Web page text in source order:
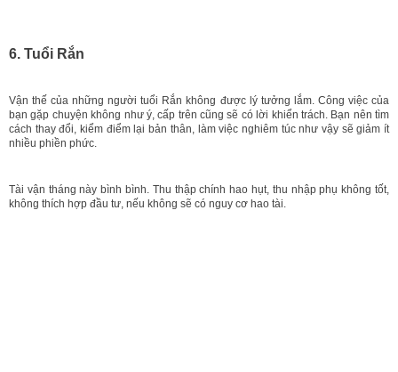
6. Tuổi Rắn
Vận thế của những người tuổi Rắn không được lý tưởng lắm. Công việc của
bạn gặp chuyện không như ý, cấp trên cũng sẽ có lời khiển trách. Bạn nên tìm
cách thay đổi, kiểm điểm lại bản thân, làm việc nghiêm túc như vậy sẽ giảm ít
nhiều phiền phức.
Tài vận tháng này bình bình. Thu thập chính hao hụt, thu nhập phụ không tốt,
không thích hợp đầu tư, nếu không sẽ có nguy cơ hao tài.